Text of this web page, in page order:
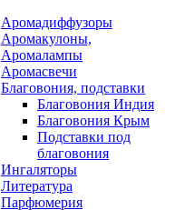
Аромадиффузоры
Аромакулоны,
Аромалампы
Аромасвечи
Благовония, подставки
Благовония Индия
Благовония Крым
Подставки под
благовония
Ингаляторы
Литература
Парфюмерия